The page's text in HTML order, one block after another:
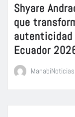
Shyare
que
autenticidad
Ecuador
ManabiNoticias